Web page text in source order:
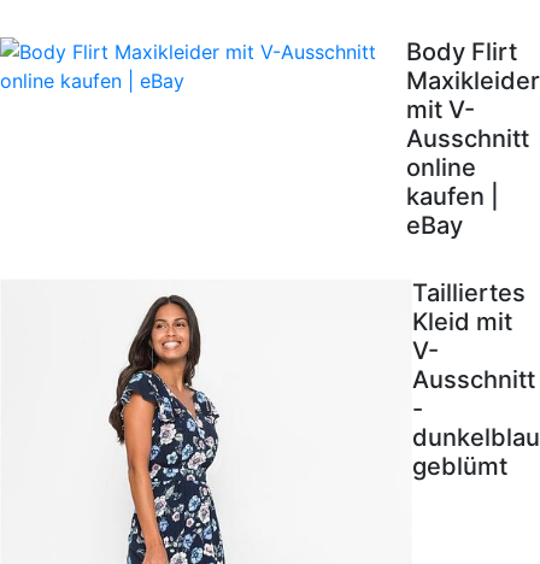
Body Flirt
Maxikleider
mit V-
Ausschnitt
online
kaufen |
eBay
Tailliertes
Kleid mit
V-
Ausschnitt
-
dunkelblau
geblümt